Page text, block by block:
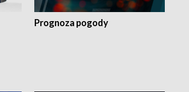
Prognoza pogody